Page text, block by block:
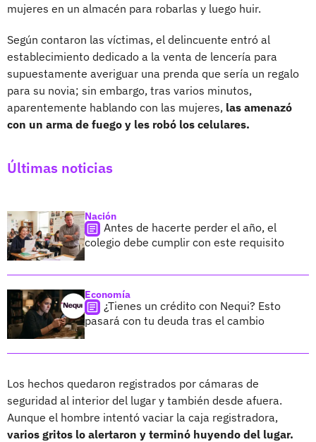
mujeres en un almacén para robarlas y luego huir.
Según contaron las víctimas, el delincuente entró al
establecimiento dedicado a la venta de lencería para
supuestamente averiguar una prenda que sería un regalo
para su novia; sin embargo, tras varios minutos,
aparentemente hablando con las mujeres, las amenazó
con un arma de fuego y les robó los celulares.
Últimas noticias
Nación
Antes de hacerte perder el año, el
colegio debe cumplir con este requisito
Economía
¿Tienes un crédito con Nequi? Esto
pasará con tu deuda tras el cambio
Los hechos quedaron registrados por cámaras de
seguridad al interior del lugar y también desde afuera.
Aunque el hombre intentó vaciar la caja registradora,
varios gritos lo alertaron y terminó huyendo del lugar.